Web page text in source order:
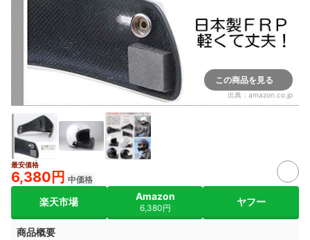
この商品を見る
出典： amazon.co.jp
最安価格
6,380円 中価格
楽天市場 Amazon
6,380円
ヤフー
商品概要